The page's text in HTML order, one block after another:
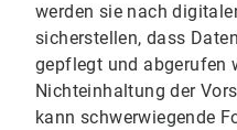
werden sie nach
sicherstellen, dass
gepflegt und abgerufen
Nichteinhaltung der
kann schwerwiegende